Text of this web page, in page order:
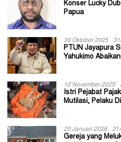
Konser Lucky
Papua
30 Oktober 2025
PTUN Jayapura
Yahukimo
12 November 2025
Istri Pejabat
Mutilasi, Pelaku
20 Januari 2026
Gereja yang